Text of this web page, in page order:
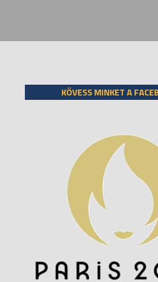
KÖVESS MINKET A